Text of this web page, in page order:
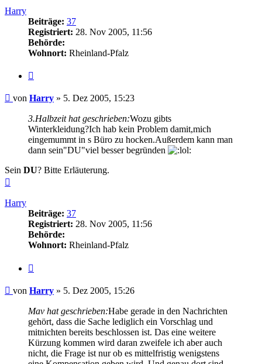
Harry
Beiträge: 37
Registriert: 28. Nov 2005, 11:56
Behörde:
Wohnort: Rheinland-Pfalz
Beitrag
von Harry » 5. Dez 2005, 15:23
3.Halbzeit hat geschrieben:Wozu gibts
Winterkleidung?Ich hab kein Problem damit,mich
eingemummt in s Büro zu hocken.Außerdem kann man
dann sein"DU"viel besser begründen
Sein DU? Bitte Erläuterung.
Harry
Beiträge: 37
Registriert: 28. Nov 2005, 11:56
Behörde:
Wohnort: Rheinland-Pfalz
Beitrag
von Harry » 5. Dez 2005, 15:26
Mav hat geschrieben:Habe gerade in den Nachrichten
gehört, dass die Sache lediglich ein Vorschlag und
mitnichten bereits beschlossen ist. Das eine weitere
Kürzung kommen wird daran zweifele ich aber auch
nicht, die Frage ist nur ob es mittelfristig wenigstens